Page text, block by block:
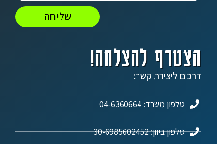
הצטרף להצלחה!
דרכים ליצירת קשר:
טלפון משרד: 04-6360664
טלפון ביוון: 30-6985602452
שליחה